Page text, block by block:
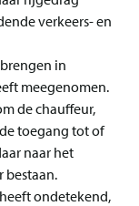
verkeers- en
in
meegenomen.
de chauffeur,
toegang tot of
naar het
bestaan.
ondetekend,